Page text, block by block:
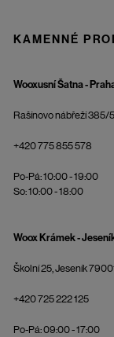
KAMENNÉ
Wooxusní Šatna -
Rašínovo nábřeží 385/
+420 775 855 578
Po-Pá: 10:00 - 19:00
So: 10:00 - 18:00
Woox Krámek -
Školní 25, Jeseník
+420 725 222 125
Po-Pá: 09:00 - 17:00